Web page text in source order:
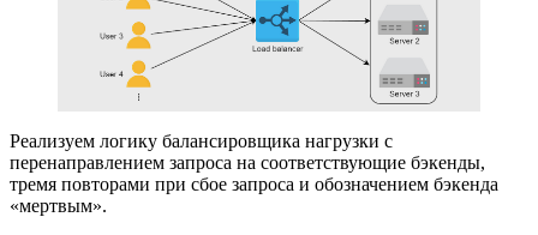
Реализуем логику балансировщика нагрузки с
перенаправлением запроса на соответствующие бэкенды,
тремя повторами при сбое запроса и обозначением бэкенда
«мертвым».